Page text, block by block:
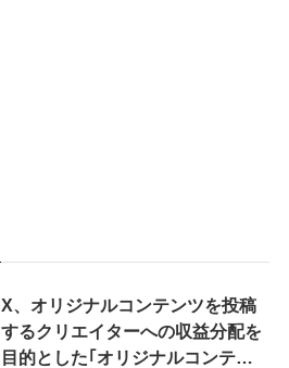
X、オリジナルコンテンツを投稿
するクリエイターへの収益分配を
目的とした｢オリジナルコンテン